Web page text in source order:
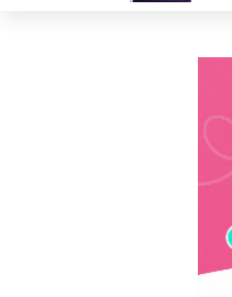
Air Bersih ke Wilayah